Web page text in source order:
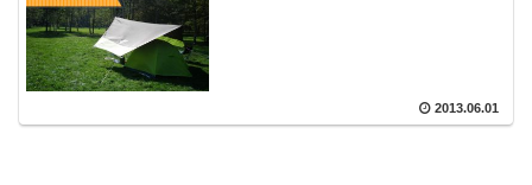
2013.06.01